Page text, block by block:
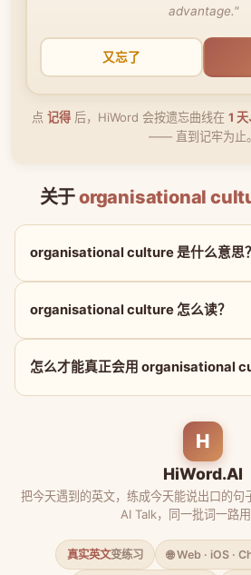
advantage."
又忘了
点 记得后，HiWord 会按遗忘曲线在 1
—— 直到记牢为止。
关于organisational
organisational culture 是什么意思？
organisational culture 怎么读？
怎么才能真正会用 organisational
H
HiWord.AI
把今天遇到的英文，练成今天能说出口的
AI Talk，同一批词一路用
真实英文变练习 🌐 Web · iOS ·